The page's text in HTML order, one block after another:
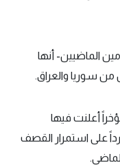
الماضيين- أنها
سوريا والعراق.
أعلنت فيها
على استمرار القصف